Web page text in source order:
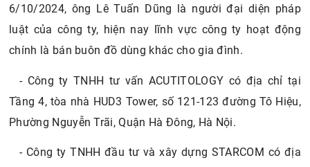
6/10/2024, ông Lê Tuấn Dũng là người đại diện pháp
luật của công ty, hiện nay lĩnh vực công ty hoạt động
chính là bán buôn đồ dùng khác cho gia đình.
- Công ty TNHH tư vấn ACUTITOLOGY có địa chỉ tại
Tầng 4, tòa nhà HUD3 Tower, số 121-123 đường Tô Hiệu,
Phường Nguyễn Trãi, Quận Hà Đông, Hà Nội.
- Công ty TNHH đầu tư và xây dựng STARCOM có địa